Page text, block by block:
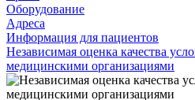
Оборудование
Адреса
Информация для пациентов
Независимая оценка качества
медицинскими организациями